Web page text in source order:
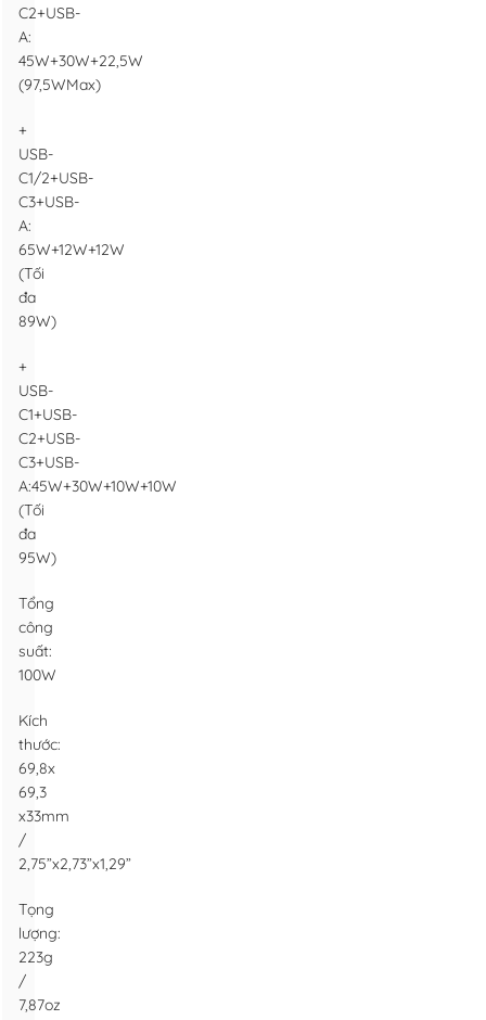
C2+USB-
A:
45W+30W+22,5W
(97,5WMax)
+
USB-
C1/2+USB-
C3+USB-
A:
65W+12W+12W
(Tối
đa
89W)
+
USB-
C1+USB-
C2+USB-
C3+USB-
A:45W+30W+10W+10W
(Tối
đa
95W)
Tổng
công
suất:
100W
Kích
thước:
69,8x
69,3
x33mm
/
2,75”x2,73”x1,29”
Tọng
lượng:
223g
/
7,87oz